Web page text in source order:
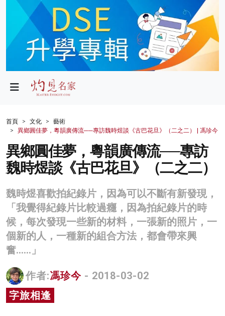
政局
財經
生活
健康
商業
科技
影片
名家榜
關於我們
首頁 文化
藝術
異鄉圓佳夢，粵韻廣傳流──專訪魏時煜談《古巴花旦》（二之二） | 馮珍今
異鄉圓佳夢，粵韻廣傳流──專訪
魏時煜談《古巴花旦》（二之二）
魏時煜喜歡拍紀錄片，因為可以不斷有新發現，
「我覺得紀錄片比較過癮，因為拍紀錄片的時
候，每次發現一些新的材料，一張新的照片，一
個新的人，一種新的組合方法，都會帶來興
奮……」
作者:馮珍今 - 2018-03-02
字旅相逢